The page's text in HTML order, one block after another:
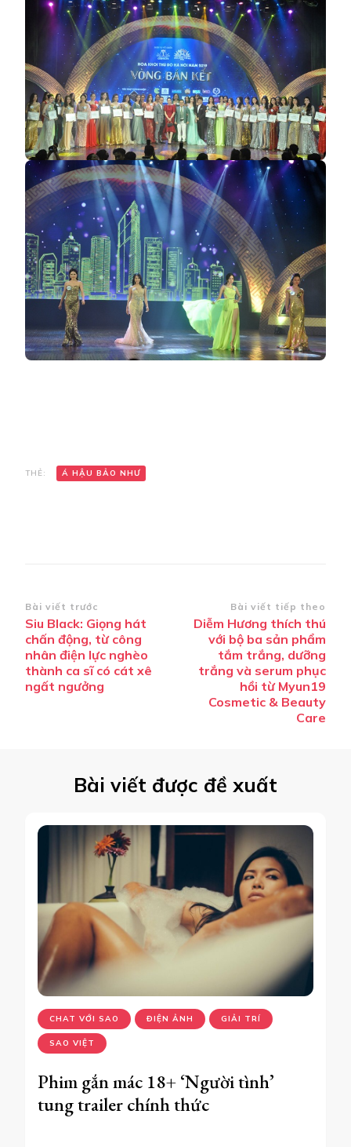
THẺ: Á HẬU BẢO NHƯ
Điều
hướng
bài
viết
Bài viết trước
Siu Black: Giọng hát
chấn động, từ công
nhân điện lực nghèo
thành ca sĩ có cát xê
ngất ngưởng
Bài viết tiếp theo
Diễm Hương thích thú
với bộ ba sản phẩm
tắm trắng, dưỡng
trắng và serum phục
hồi từ Myun19
Cosmetic & Beauty
Care
Bài viết được đề xuất
CHAT VỚI SAO ĐIỆN ẢNH GIẢI TRÍ
SAO VIỆT
Phim gắn mác 18+ ‘Người tình’
tung trailer chính thức